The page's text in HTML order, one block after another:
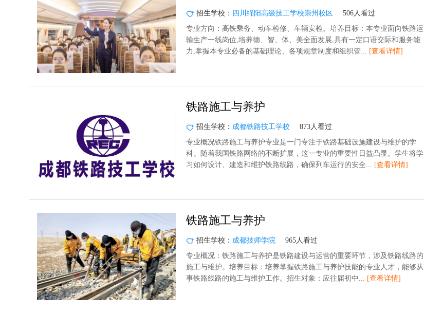
招生学校： 四川绵阳高级技工学校崇州校区
506人看过
专业方向：高铁乘务、动车检修、车辆安检。培养目标：本专业面向铁路运
输生产一线岗位,培养德、智、体、美全面发展,具有一定口语交际和服务能
力,掌握本专业必备的基础理论、各项规章制度和组织管... [查看详情]
铁路施工与养护
招生学校： 成都铁路技工学校
873人看过
专业概况铁路施工与养护专业是一门专注于铁路基础设施建设与维护的学
科。随着我国铁路网络的不断扩展，这一专业的重要性日益凸显。学生将学
习如何设计、建造和维护铁路线路，确保列车运行的安全... [查看详情]
铁路施工与养护
招生学校： 成都技师学院
965人看过
专业概况：铁路施工与养护是铁路建设与运营的重要环节，涉及铁路线路的
施工与维护。培养目标：培养掌握铁路施工与养护技能的专业人才，能够从
事铁路线路的施工与维护工作。招生对象：应往届初中... [查看详情]